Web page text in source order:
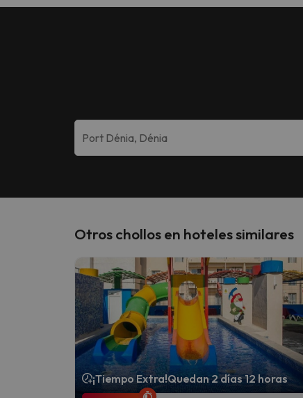
Otros chollos en hoteles similares
¡Tiempo Extra!Quedan 2 días 12 horas